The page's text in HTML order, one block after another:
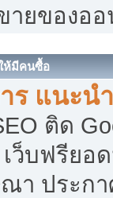
ายของอ
ห้มีคนซื้อ
ร แนะน
ติด
ว็บฟรียอ
า ประกา